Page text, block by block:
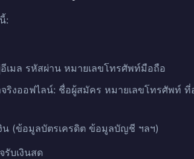
:
เมล รหัสผ่าน หมายเลขโทรศัพท์มือถือ
ริงออฟไลน์: ชื่อผู้สมัคร หมายเลขโทรศัพท์
น (ข้อมูลบัตรเครดิต ข้อมูลบัญชี ฯลฯ)
รับเงินสด